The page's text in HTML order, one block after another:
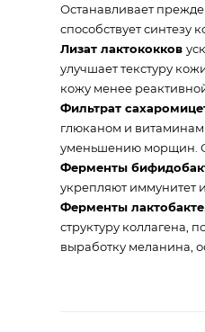
Останавливает
способствует синтезу
Лизат лактококков
улучшает текстуру
кожу менее
Фильтрат
глюканом и
уменьшению морщин.
Ферменты
укрепляют иммунитет
Ферменты
структуру коллагена,
выработку меланина,